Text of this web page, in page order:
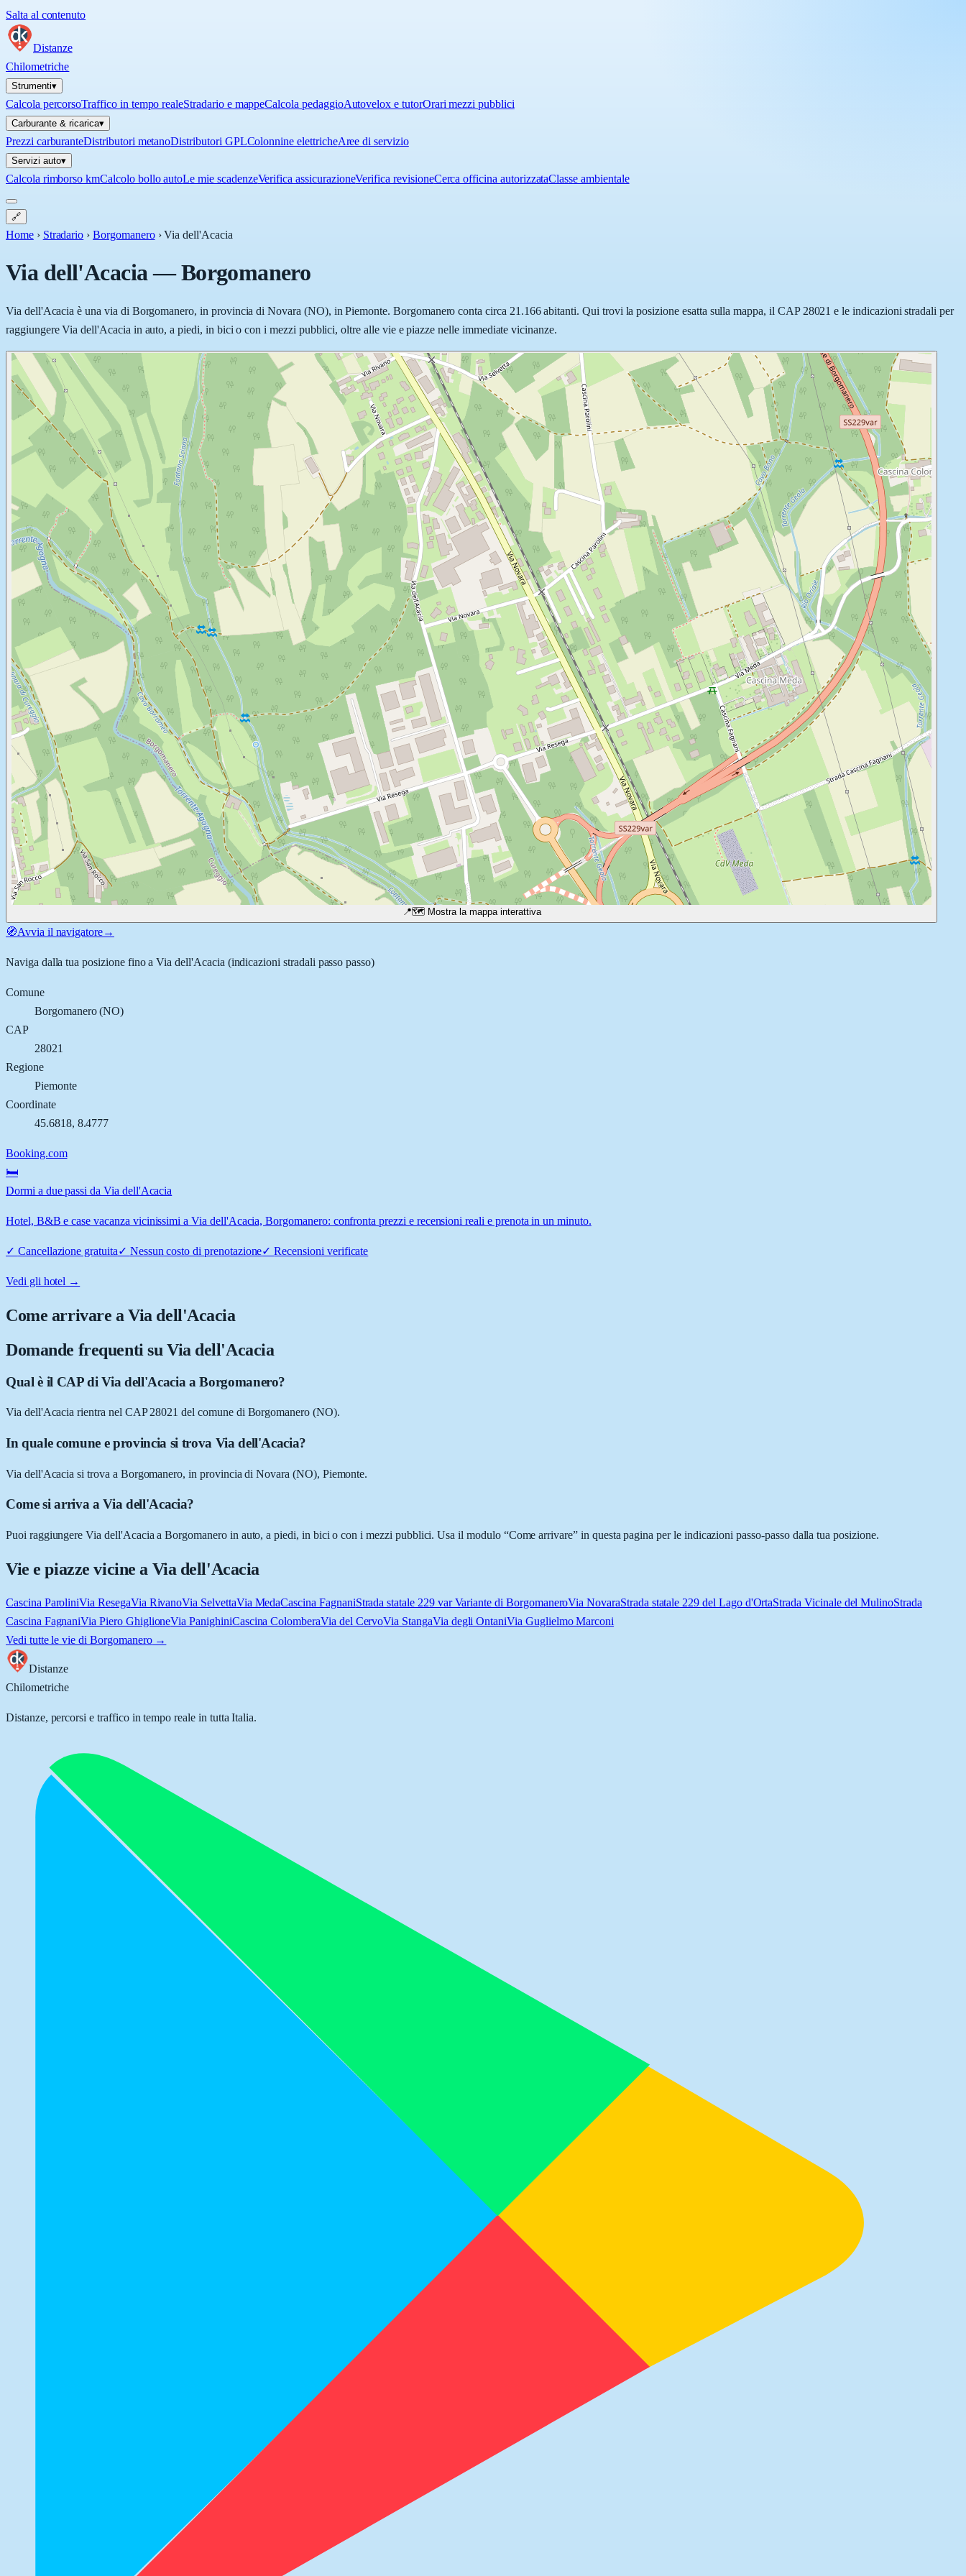
Salta al contenuto
Distanze
Chilometriche
Strumenti▾
Calcola percorsoTraffico in tempo realeStradario e mappeCalcola pedaggioAutovelox e tutorOrari mezzi pubblici
Carburante & ricarica▾
Prezzi carburanteDistributori metanoDistributori GPLColonnine elettricheAree di servizio
Servizi auto▾
Calcola rimborso kmCalcolo bollo autoLe mie scadenzeVerifica assicurazioneVerifica revisioneCerca officina autorizzataClasse ambientale
🔗
Home › Stradario › Borgomanero ›Via dell'Acacia
Via dell'Acacia—Borgomanero
Via dell'Acacia è una via di Borgomanero, in provincia di Novara (NO), in Piemonte. Borgomanero conta circa 21.166 abitanti. Qui trovi la posizione esatta sulla mappa, il CAP 28021 e le indicazioni stradali per
raggiungere Via dell'Acacia in auto, a piedi, in bici o con i mezzi pubblici, oltre alle vie e piazze nelle immediate vicinanze.
📍🗺️ Mostra la mappa interattiva
🧭Avvia il navigatore→
Naviga dalla tua posizione fino aVia dell'Acacia (indicazioni stradali passo passo)
Comune
Borgomanero(NO)
CAP
28021
Regione
Piemonte
Coordinate
45.6818, 8.4777
Booking.com
🛏️
Dormi a due passi da Via dell'Acacia
Hotel, B&B e case vacanza vicinissimi a Via dell'Acacia, Borgomanero: confronta prezzi e recensioni reali e prenota in un minuto.
✓ Cancellazione gratuita✓ Nessun costo di prenotazione✓Recensioni verificate
Vedi gli hotel →
Come arrivare aVia dell'Acacia
Domande frequenti su Via dell'Acacia
Qual è il CAP di Via dell'Acacia a Borgomanero?
Via dell'Acacia rientra nel CAP 28021 del comune di Borgomanero (NO).
In quale comune e provincia si trova Via dell'Acacia?
Via dell'Acacia si trova a Borgomanero, in provincia di Novara (NO), Piemonte.
Come si arriva a Via dell'Acacia?
Puoi raggiungere Via dell'Acacia a Borgomanero in auto, a piedi, in bici o con i mezzi pubblici. Usa il modulo “Come arrivare” in questa pagina per le indicazioni passo-passo dalla tua posizione.
Vie e piazze vicine a Via dell'Acacia
Cascina ParoliniVia ResegaVia RivanoVia SelvettaVia MedaCascina FagnaniStrada statale 229 var Variante di BorgomaneroVia NovaraStrada statale 229 del Lago d'OrtaStrada Vicinale del MulinoStrada
Cascina FagnaniVia Piero GhiglioneVia PanighiniCascina ColomberaVia del CervoVia StangaVia degli OntaniVia Guglielmo Marconi
Vedi tutte le vie di Borgomanero→
Distanze
Chilometriche
Distanze, percorsi e traffico in tempo reale in tutta Italia.